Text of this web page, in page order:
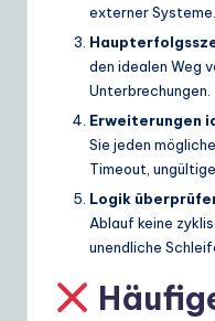
externer Systeme.
den idealen Weg
Unterbrechungen.
Erweiterungen
Sie jeden
Timeout,
Logik
Ablauf keine
unendliche